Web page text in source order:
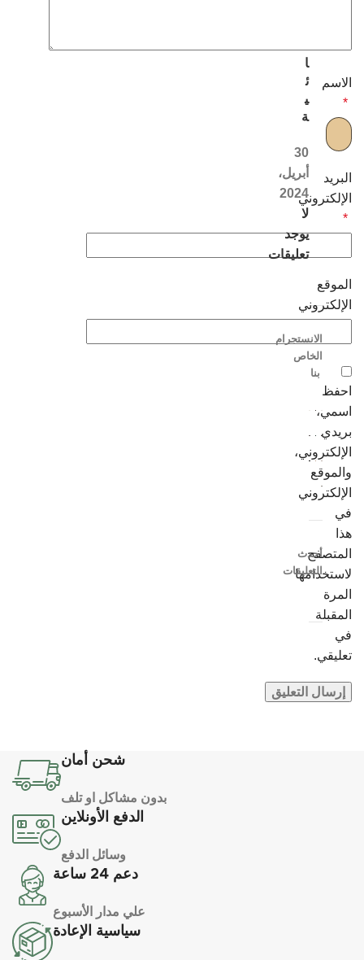
الاسم
*
البريد
الإلكتروني
*
الموقع
الإلكتروني
احفظ
اسمي،
بريدي
الإلكتروني،
والموقع
الإلكتروني
في
هذا
المتصفح
لاستخدامها
المرة
المقبلة
في
تعليقي.
ا
ئ
ي
ة
30
أبريل،
2024
لا
يوجد
تعليقات
الانستجرام
الخاص
بنا
أحدث
التعليقات
شحن أمان
بدون مشاكل او تلف
الدفع الأونلاين
وسائل الدفع
دعم 24 ساعة
علي مدار الأسبوع
سياسية الإعادة